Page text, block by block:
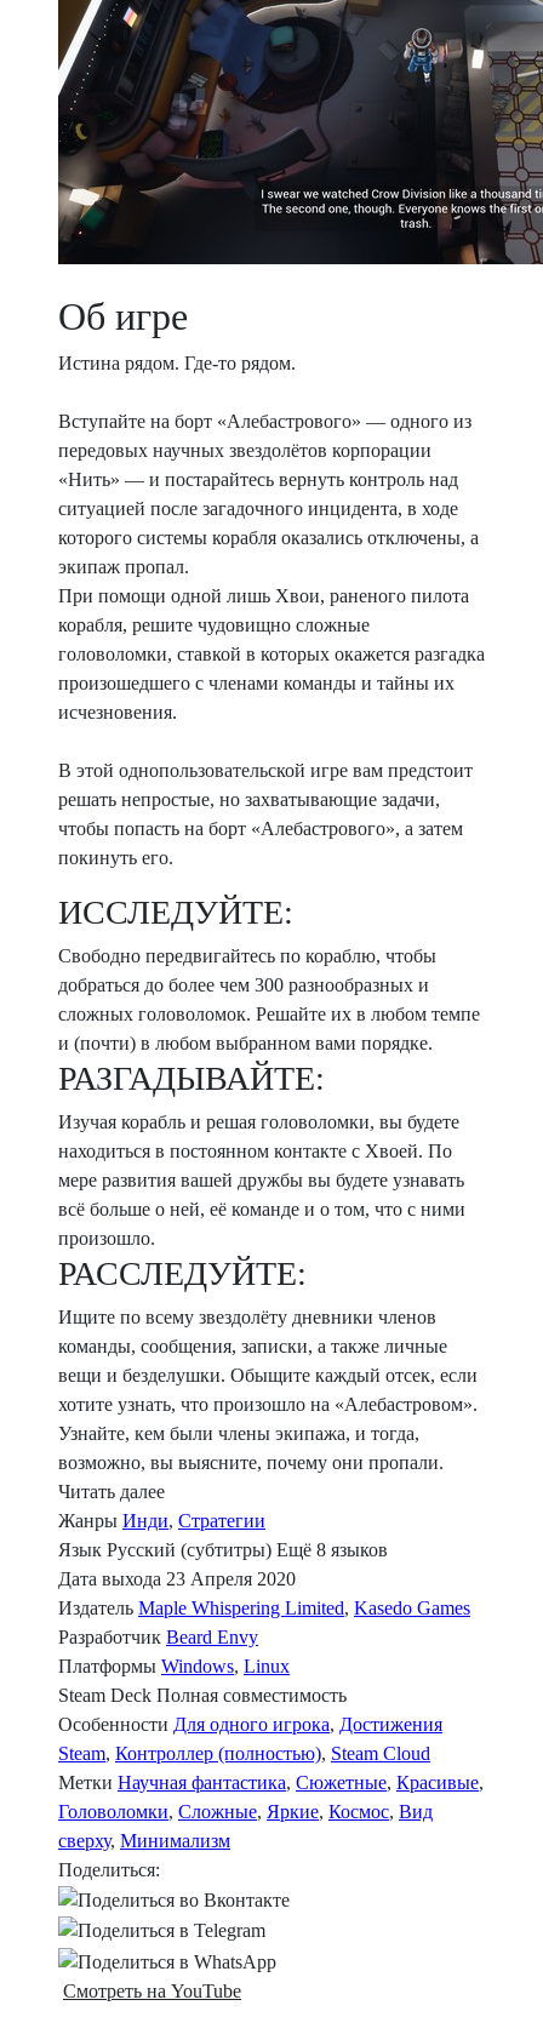
Об игре
Истина рядом. Где-то рядом.
Вступайте на борт «Алебастрового» — одного из
передовых научных звездолётов корпорации
«Нить» — и постарайтесь вернуть контроль над
ситуацией после загадочного инцидента, в ходе
которого системы корабля оказались отключены, а
экипаж пропал.
При помощи одной лишь Хвои, раненого пилота
корабля, решите чудовищно сложные
головоломки, ставкой в которых окажется разгадка
произошедшего с членами команды и тайны их
исчезновения.
В этой однопользовательской игре вам предстоит
решать непростые, но захватывающие задачи,
чтобы попасть на борт «Алебастрового», а затем
покинуть его.
ИССЛЕДУЙТЕ:
Свободно передвигайтесь по кораблю, чтобы
добраться до более чем 300 разнообразных и
сложных головоломок. Решайте их в любом темпе
и (почти) в любом выбранном вами порядке.
РАЗГАДЫВАЙТЕ:
Изучая корабль и решая головоломки, вы будете
находиться в постоянном контакте с Хвоей. По
мере развития вашей дружбы вы будете узнавать
всё больше о ней, её команде и о том, что с ними
произошло.
РАССЛЕДУЙТЕ:
Ищите по всему звездолёту дневники членов
команды, сообщения, записки, а также личные
вещи и безделушки. Обыщите каждый отсек, если
хотите узнать, что произошло на «Алебастровом».
Узнайте, кем были члены экипажа, и тогда,
возможно, вы выясните, почему они пропали.
Читать далее
Жанры Инди, Стратегии
Язык Русский (субтитры) Ещё 8 языков
Дата выхода 23 Апреля 2020
Издатель Maple Whispering Limited, Kasedo Games
Разработчик Beard Envy
Платформы Windows, Linux
Steam Deck Полная совместимость
Особенности Для одного игрока, Достижения
Steam, Контроллер (полностью), Steam Cloud
Метки Научная фантастика, Сюжетные, Красивые,
Головоломки, Сложные, Яркие, Космос, Вид
сверху, Минимализм
Поделиться:
Смотреть на YouTube